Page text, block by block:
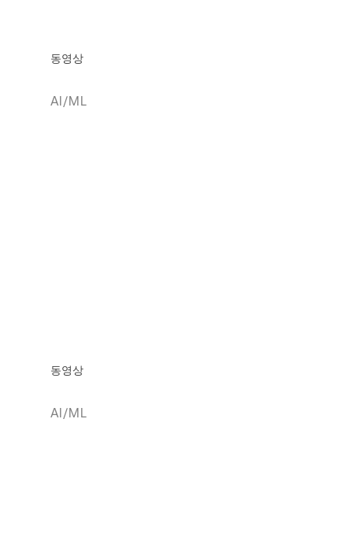
동영상
AI/ML
동영상
AI/ML